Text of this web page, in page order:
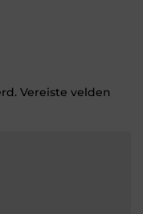
Vereiste velden